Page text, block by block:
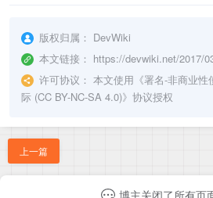
版权归属： DevWiki
本文链接： https://devwiki.net/2017/
许可协议： 本文使用《署名-非商业性
际 (CC BY-NC-SA 4.0)》协议授权
上一篇
博主关闭了所有页